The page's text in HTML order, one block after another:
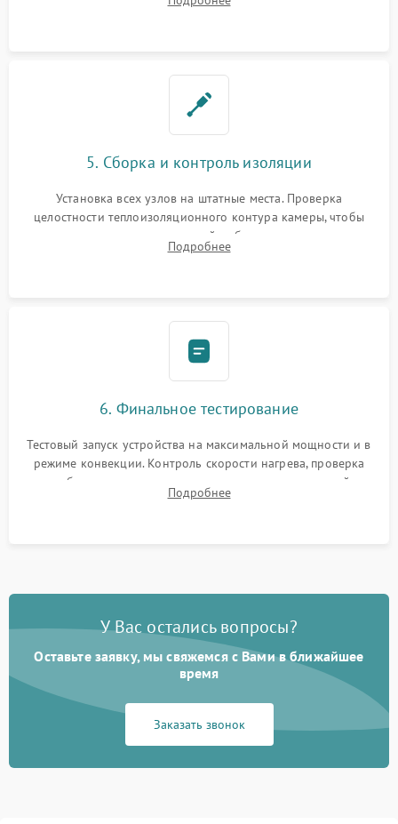
выгоревших реле, восстановление контактов и замена
5. Сборка и контроль изоляции
Установка всех узлов на штатные места. Проверка
целостности теплоизоляционного контура камеры, чтобы
исключить перегрев кухонной мебели и потерю тепла.
Надежная фиксация клемм и сборка корпуса шкафа.
Подробнее
6. Финальное тестирование
Тестовый запуск устройства на максимальной мощности и в
режиме конвекции. Контроль скорости нагрева, проверка
срабатывания термостата при достижении заданной
температуры и тест на отсутствие утечек тока.
Подробнее
У Вас остались вопросы?
Оставьте заявку, мы свяжемся с Вами в ближайшее
время
Заказать звонок